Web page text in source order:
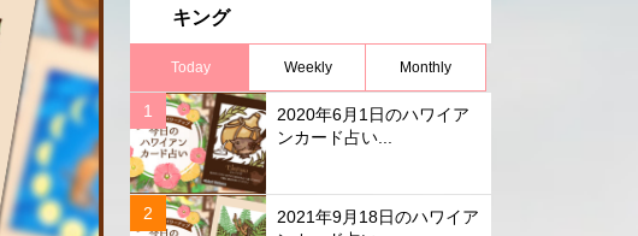
キング
Today Weekly Monthly
2020年6月1日のハワイア
ンカード占い...
2021年9月18日のハワイア